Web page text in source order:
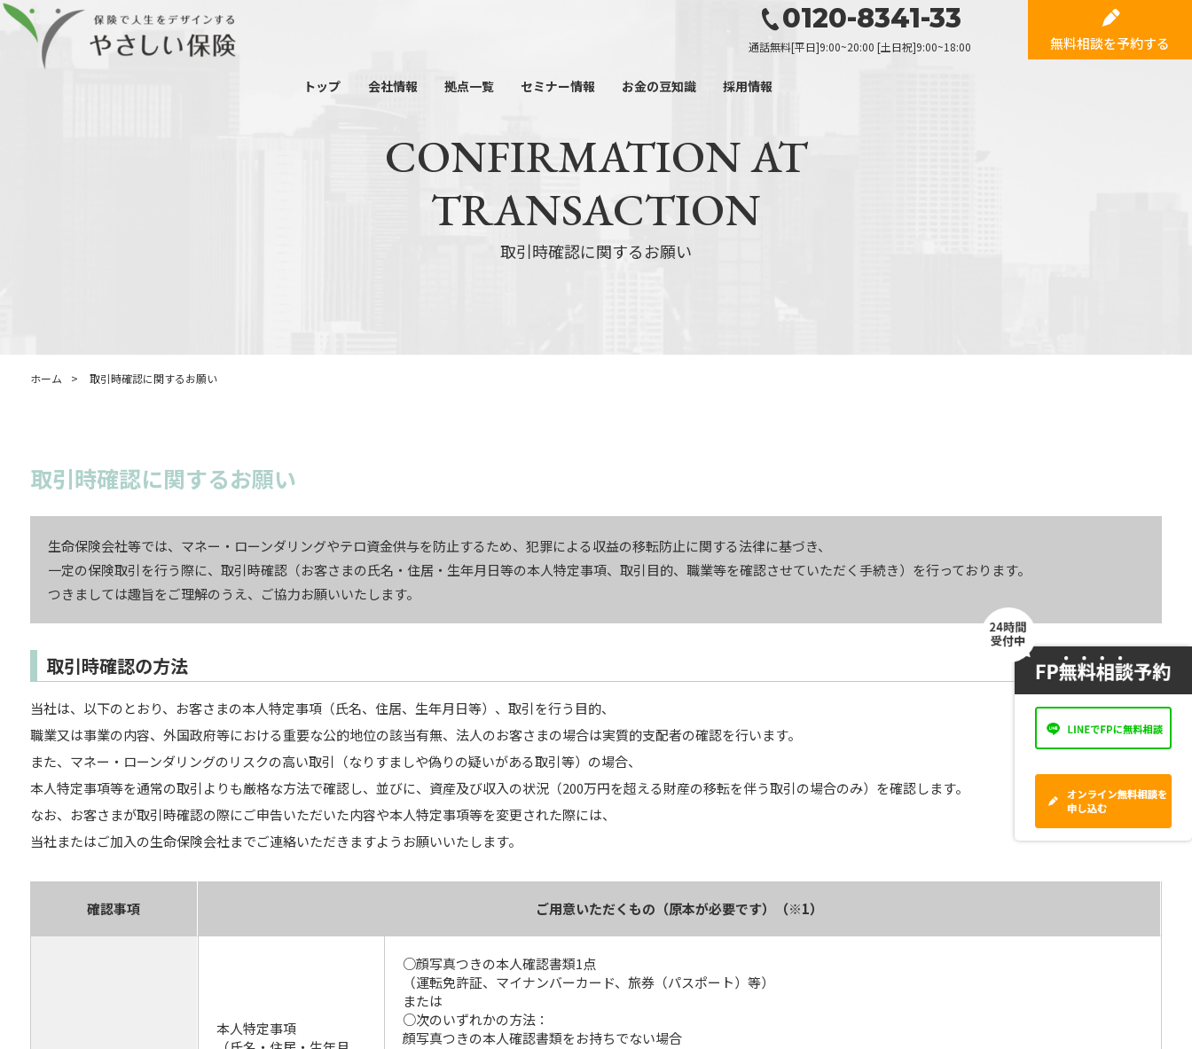
トップ 会社情報 拠点一覧 セミナー情報 お金の豆知識 採用情報
0120-8341-33
通話無料[平日]9:00~20:00 [土日祝]9:00~18:00 無料相談を予約する
CONFIRMATION AT
TRANSACTION
取引時確認に関するお願い
ホーム > 取引時確認に関するお願い
取引時確認に関するお願い
生命保険会社等では、マネー・ローンダリングやテロ資金供与を防止するため、犯罪による収益の移転防止に関する法律に基づき、
一定の保険取引を行う際に、取引時確認（お客さまの氏名・住居・生年月日等の本人特定事項、取引目的、職業等を確認させていただく手続き）を行っております。
つきましては趣旨をご理解のうえ、ご協力お願いいたします。
取引時確認の方法
当社は、以下のとおり、お客さまの本人特定事項（氏名、住居、生年月日等）、取引を行う目的、
職業又は事業の内容、外国政府等における重要な公的地位の該当有無、法人のお客さまの場合は実質的支配者の確認を行います。
また、マネー・ローンダリングのリスクの高い取引（なりすましや偽りの疑いがある取引等）の場合、
本人特定事項等を通常の取引よりも厳格な方法で確認し、並びに、資産及び収入の状況（200万円を超える財産の移転を伴う取引の場合のみ）を確認します。
なお、お客さまが取引時確認の際にご申告いただいた内容や本人特定事項等を変更された際には、
当社またはご加入の生命保険会社までご連絡いただきますようお願いいたします。
確認事項 ご用意いただくもの（原本が必要です）（※1）
本人特定事項
○顔写真つきの本人確認書類1点
（運転免許証、マイナンバーカード、旅券（パスポート）等）
または
○次のいずれかの方法：
顔写真つきの本人確認書類をお持ちでない場合